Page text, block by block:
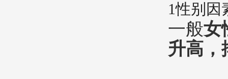
1性别因
一般女
升高，